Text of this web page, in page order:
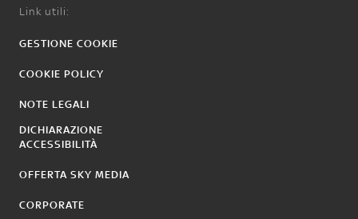
Link utili:
GESTIONE COOKIE
COOKIE POLICY
NOTE LEGALI
DICHIARAZIONE
ACCESSIBILITÀ
OFFERTA SKY MEDIA
CORPORATE